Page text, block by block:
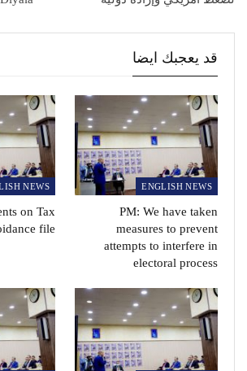
قد يعجبك ايضا
ENGLISH NEWS
PM: We have taken
measures to prevent
attempts to interfere in
electoral process
NEWS
on Tax
file